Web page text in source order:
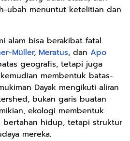
ubah menuntut ketelitian dan
alam bisa berakibat fatal.
Müller, Meratus, dan Apo
geografis, tetapi juga
membentuk batas-
Dayak mengikuti aliran
bukan garis buatan
ekologi membentuk
bertahan hidup, tetapi struktur
mereka.